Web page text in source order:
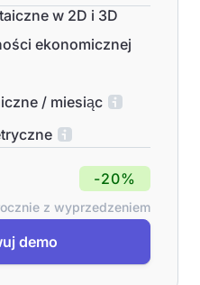
w 2D i 3D
ekonomicznej
/ miesiąc
-20%
z wyprzedzeniem
demo